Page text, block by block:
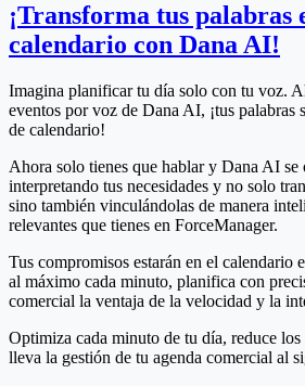
¡Transforma tus palabras
calendario con Dana AI!
Imagina planificar tu día solo con tu voz.
eventos por voz de Dana AI, ¡tus palabras
de calendario!
Ahora solo tienes que hablar y Dana AI se
interpretando tus necesidades y no solo
sino también vinculándolas de manera
relevantes que tienes en ForceManager.
Tus compromisos estarán en el calendario
al máximo cada minuto, planifica con
comercial la ventaja de la velocidad y la
Optimiza cada minuto de tu día, reduce
lleva la gestión de tu agenda comercial al